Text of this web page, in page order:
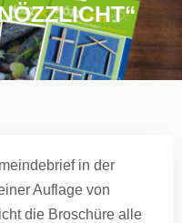
in der
Auflage von
die Broschüre alle